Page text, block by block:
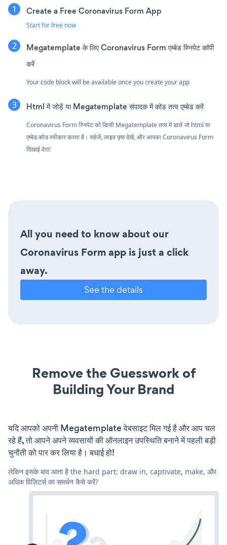
Create a Free Coronavirus Form App
Start for free now
Megatemplate के लिए Coronavirus Form एम्बेड स्निपेट कॉपी
करें
Your code block will be available once you create your app
Html में जोड़ें या Megatemplate संपादक में कोड तत्व एम्बेड करें
Coronavirus Form स्निपेट को किसी Megatemplate तत्व में डालें जो html या
एम्बेड कोड स्वीकार करता है। सहेजें, लाइव पृष्ठ देखें, और आपका Coronavirus Form
दिखाई देगा!
All you need to know about our
Coronavirus Form app is just a click
away.
See the details
Remove the Guesswork of
Building Your Brand
यदि आपको अपनी Megatemplate वेबसाइट मिल गई है और आप चल
रहे हैं, तो आपने अपने व्यवसायों की ऑनलाइन उपस्थिति बनाने में पहली बड़ी
चुनौती को पार कर लिया है। बधाई हो!
लेकिन इसके बाद आता है the hard part: draw in, captivate, make, और
अधिक विज़िटर्स का समर्थन कैसे करें?